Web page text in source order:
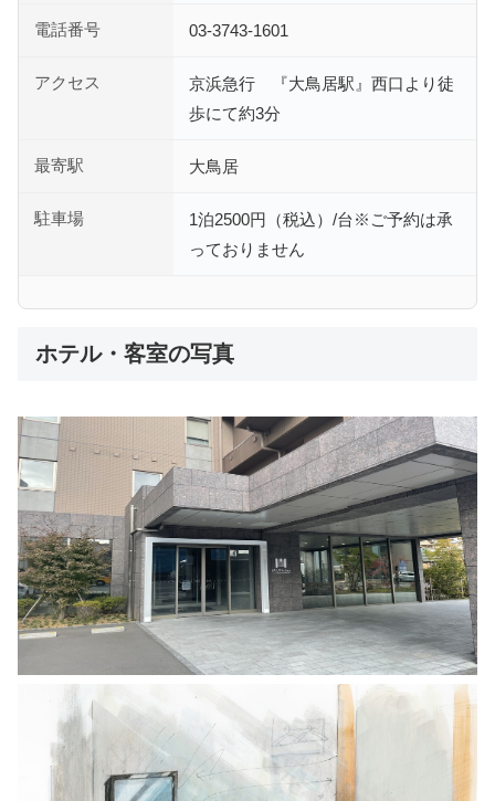
電話番号 03-3743-1601
アクセス
京浜急行 『大鳥居駅』西口より徒
歩にて約3分
最寄駅 大鳥居
駐車場
1泊2500円（税込）/台※ご予約は承
っておりません
ホテル・客室の写真